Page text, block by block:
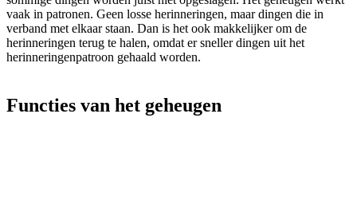
vaak in patronen. Geen losse herinneringen, maar dingen die in
verband met elkaar staan. Dan is het ook makkelijker om de
herinneringen terug te halen, omdat er sneller dingen uit het
herinneringenpatroon gehaald worden.
Functies van het geheugen